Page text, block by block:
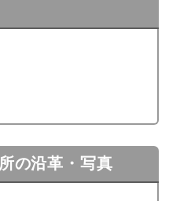
の沿革・写真